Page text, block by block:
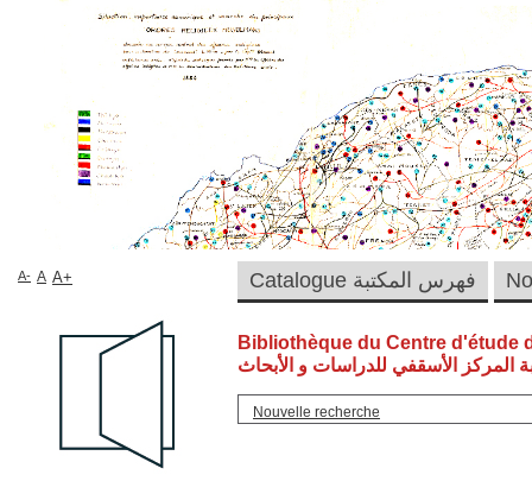
Bibliothèque du Centre d'étude
المركز الأسقفي للدراسات و الأبحاث
Nouvelle recherche
Catalogue فهرس المكتبة A- A A+